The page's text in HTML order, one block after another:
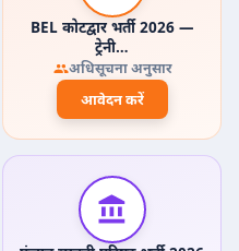
BEL कोटद्वार भर्ती 2026 —
ट्रेनी…
अधिसूचना अनुसार
आवेदन करें